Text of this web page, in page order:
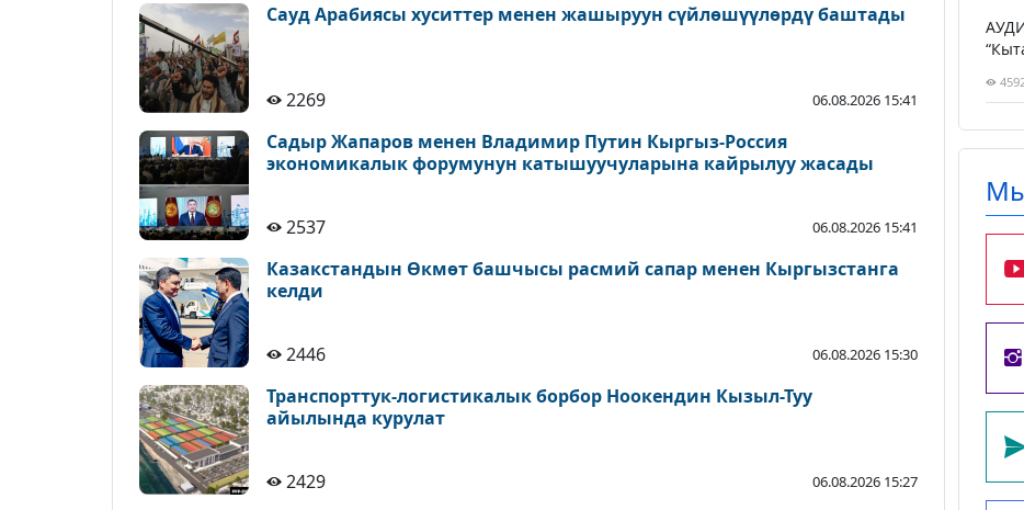
Сауд Арабиясы хуситтер менен жашыруун сүйлөшүүлөрдү баштады
2269 06.08.2026 15:41
Садыр Жапаров менен Владимир Путин Кыргыз-Россия
экономикалык форумунун катышуучуларына кайрылуу жасады
2537 06.08.2026 15:41
Казакстандын Өкмөт башчысы расмий сапар менен Кыргызстанга
келди
2446 06.08.2026 15:30
Транспорттук-логистикалык борбор Ноокендин Кызыл-Туу
айылында курулат
2429 06.08.2026 15:27